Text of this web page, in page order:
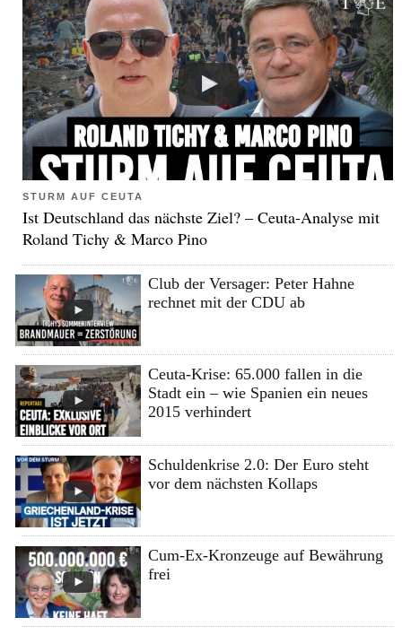
STURM AUF CEUTA
Ist Deutschland das nächste Ziel? – Ceuta-Analyse mit
Roland Tichy & Marco Pino
Club der Versager: Peter Hahne
rechnet mit der CDU ab
Ceuta-Krise: 65.000 fallen in die
Stadt ein – wie Spanien ein neues
2015 verhindert
Schuldenkrise 2.0: Der Euro steht
vor dem nächsten Kollaps
Cum-Ex-Kronzeuge auf Bewährung
frei